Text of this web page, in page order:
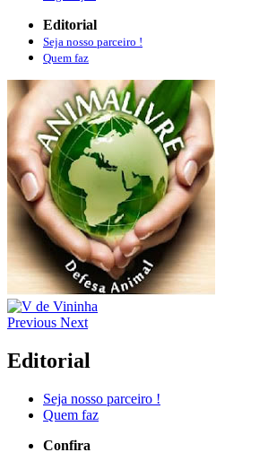
Editorial
Seja nosso parceiro !
Quem faz
Previous Next
Editorial
Seja nosso parceiro !
Quem faz
Confira